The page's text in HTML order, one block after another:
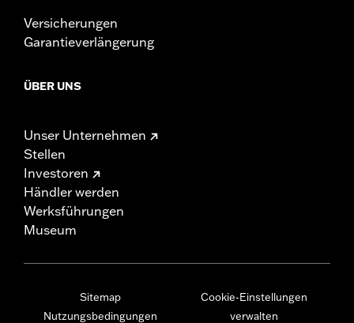
Versicherungen
Garantieverlängerung
ÜBER UNS
Unser Unternehmen
Stellen
Investoren
Händler werden
Werksführungen
Museum
Sitemap
Nutzungsbedingungen
Cookie-Einstellungen
verwalten